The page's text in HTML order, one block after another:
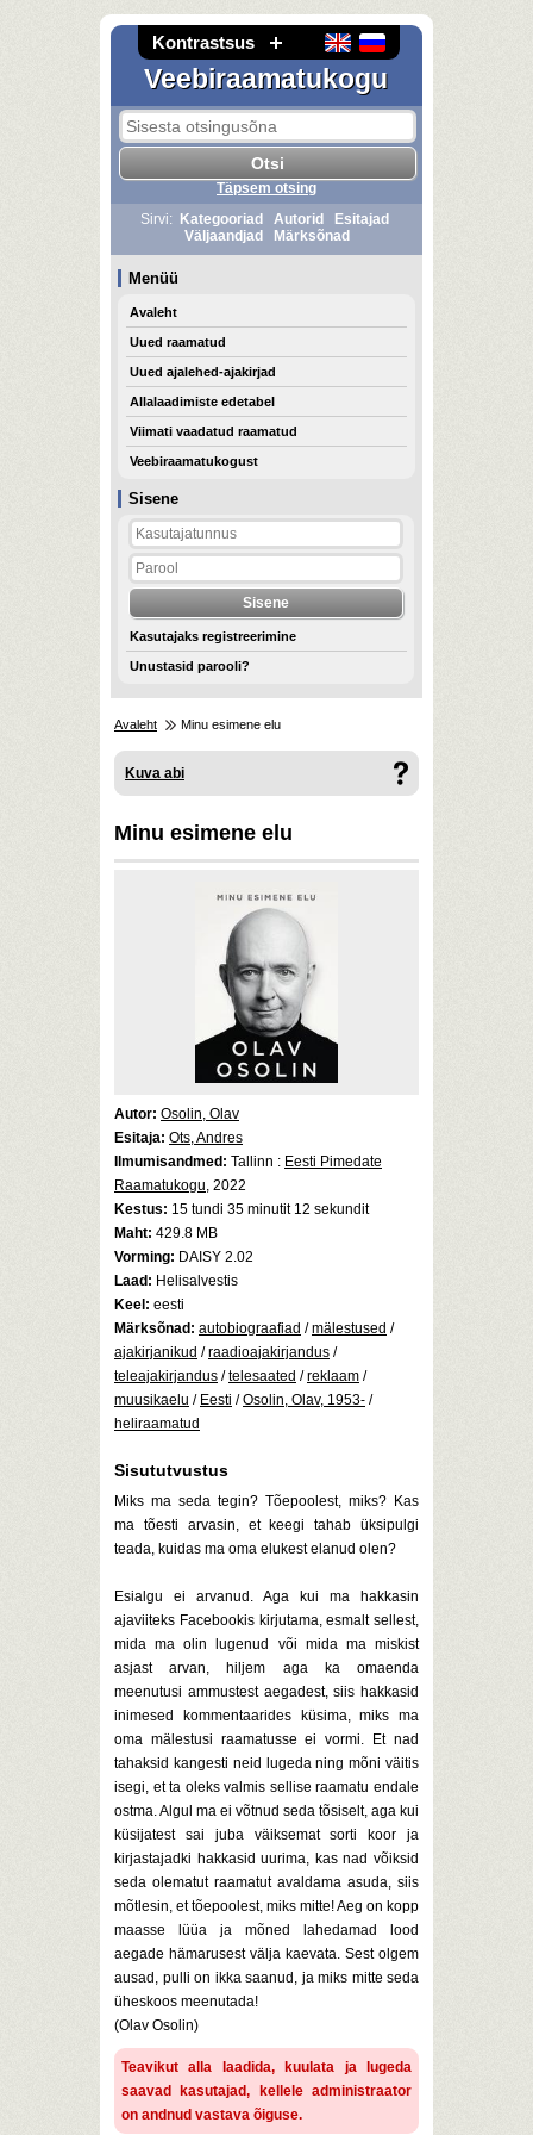
Kontrastsus
Veebiraamatukogu
Sisene
Kasutajaks registreerimine
Unustasid parooli?
Täpsem otsing
Sirvi:
Kategooriad Autorid
Esitajad
Väljaandjad
Märksõnad
Menüü
Avaleht
Uued raamatud
Uued ajalehed-ajakirjad
Allalaadimiste edetabel
Viimati vaadatud raamatud
Veebiraamatukogust
Avaleht Minu esimene elu
Kuva abi
Minu esimene elu
Autor: Osolin, Olav
Esitaja: Ots, Andres
Ilmumisandmed: Tallinn : Eesti Pimedate
Raamatukogu, 2022
Kestus: 15 tundi 35 minutit 12 sekundit
Maht: 429.8 MB
Vorming: DAISY 2.02
Laad: Helisalvestis
Keel: eesti
Märksõnad: autobiograafiad /mälestused /
ajakirjanikud /raadioajakirjandus /
teleajakirjandus /telesaated /reklaam /
muusikaelu / Eesti /Osolin, Olav, 1953- /
heliraamatud
Sisututvustus
Miks ma seda tegin? Tõepoolest, miks? Kas
ma tõesti arvasin, et keegi tahab üksipulgi
teada, kuidas ma oma elukest elanud olen?
Esialgu ei arvanud. Aga kui ma hakkasin
ajaviiteks Facebookis kirjutama, esmalt sellest,
mida ma olin lugenud või mida ma miskist
asjast arvan, hiljem aga ka omaenda
meenutusi ammustest aegadest, siis hakkasid
inimesed kommentaarides küsima, miks ma
oma mälestusi raamatusse ei vormi. Et nad
tahaksid kangesti neid lugeda ning mõni väitis
isegi, et ta oleks valmis sellise raamatu endale
ostma. Algul ma ei võtnud seda tõsiselt, aga kui
küsijatest sai juba väiksemat sorti koor ja
kirjastajadki hakkasid uurima, kas nad võiksid
seda olematut raamatut avaldama asuda, siis
mõtlesin, et tõepoolest, miks mitte! Aeg on kopp
maasse lüüa ja mõned lahedamad lood
aegade hämarusest välja kaevata. Sest olgem
ausad, pulli on ikka saanud, ja miks mitte seda
üheskoos meenutada!
(Olav Osolin)
Teavikut alla laadida, kuulata ja lugeda
saavad kasutajad, kellele administraator
on andnud vastava õiguse.